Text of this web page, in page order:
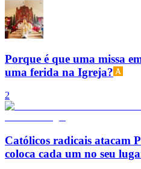
Porque é que uma missa
uma ferida na Igreja?
2
Católicos radicais atacam
coloca cada um no seu